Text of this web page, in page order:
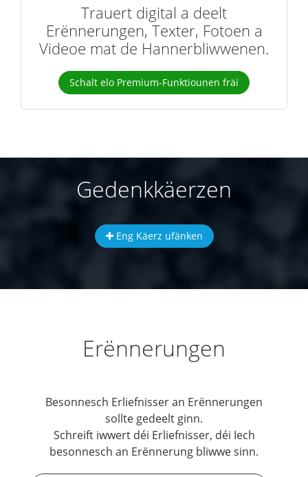
Trauert digital a deelt
Erënnerungen, Texter, Fotoen a
Videoe mat de Hannerbliwwenen.
Schalt elo Premium-Funktiounen fräi
Gedenkkäerzen
Eng Käerz ufänken
Erënnerungen
Besonnesch Erliefnisser an Erënnerungen
sollte gedeelt ginn.
Schreift iwwert déi Erliefnisser, déi Iech
besonnesch an Erënnerung bliwwe sinn.